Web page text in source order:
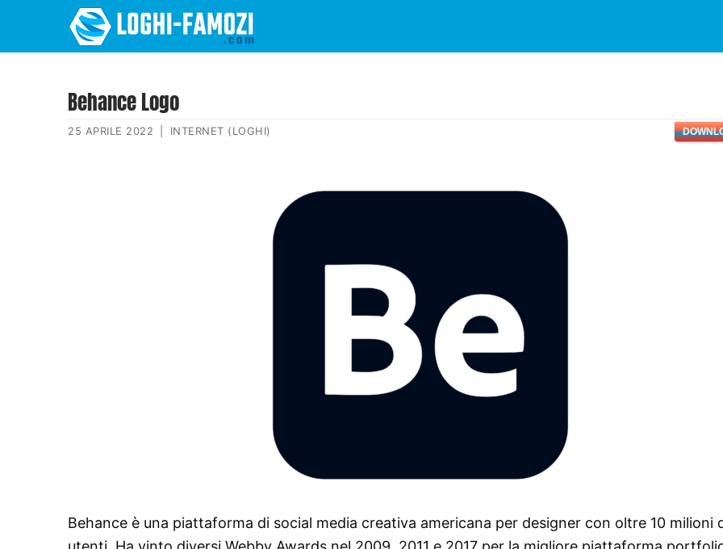
Behance Logo
25 APRILE 2022 INTERNET (LOGHI)
Behance è una piattaforma di social media creativa americana per designer con oltre 10 milioni